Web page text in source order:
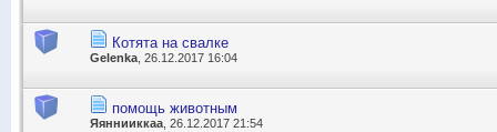
Котята на свалке
Gelenka , 26.12.2017 16:04
помощь животным
Яяннииккаа , 26.12.2017 21:54